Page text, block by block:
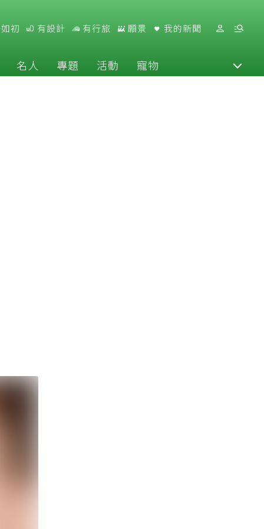
初 有設計 有行旅 願景 我的新聞
名人 專題 活動 寵物